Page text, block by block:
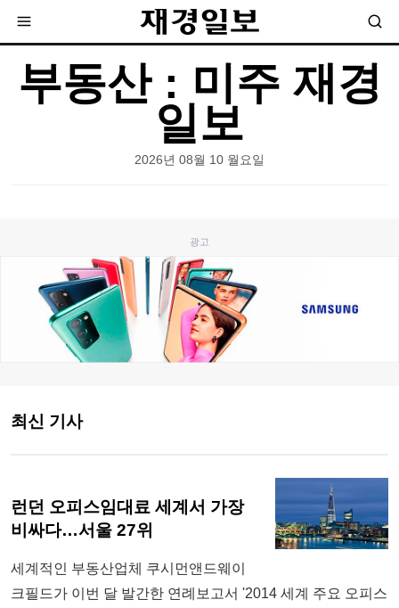
부동산 : 미주 재경
일보
2026년 08월 10 월요일
최신 기사
런던 오피스임대료 세계서 가장
비싸다…서울 27위
세계적인 부동산업체 쿠시먼앤드웨이
크필드가 이번 달 발간한 연례보고서 '2014 세계 주요 오피스